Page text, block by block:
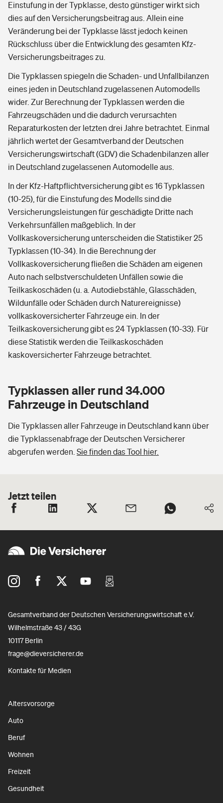
Einstufung in der Typklasse, desto günstiger wirkt sich
dies auf den Versicherungsbeitrag aus. Allein eine
Veränderung bei der Typklasse lässt jedoch keinen
Rückschluss über die Entwicklung des gesamten Kfz-
Versicherungsbeitrages zu.
Die Typklassen spiegeln die Schaden- und Unfallbilanzen
eines jeden in Deutschland zugelassenen Automodells
wider. Zur Berechnung der Typklassen werden die
Fahrzeugschäden und die dadurch verursachten
Reparaturkosten der letzten drei Jahre betrachtet. Einmal
jährlich wertet der Gesamtverband der Deutschen
Versicherungswirtschaft (GDV) die Schadenbilanzen aller
in Deutschland zugelassenen Automodelle aus.
In der Kfz-Haftpflichtversicherung gibt es 16 Typklassen
(10-25), für die Einstufung des Modells sind die
Versicherungsleistungen für geschädigte Dritte nach
Verkehrsunfällen maßgeblich. In der
Vollkaskoversicherung unterscheiden die Statistiker 25
Typklassen (10-34). In die Berechnung der
Vollkaskoversicherung fließen die Schäden am eigenen
Auto nach selbstverschuldeten Unfällen sowie die
Teilkaskoschäden (u. a. Autodiebstähle, Glasschäden,
Wildunfälle oder Schäden durch Naturereignisse)
vollkaskoversicherter Fahrzeuge ein. In der
Teilkaskoversicherung gibt es 24 Typklassen (10-33). Für
diese Statistik werden die Teilkaskoschäden
kaskoversicherter Fahrzeuge betrachtet.
Typklassen aller rund 34.000
Fahrzeuge in Deutschland
Die Typklassen aller Fahrzeuge in Deutschland kann über
die Typklassenabfrage der Deutschen Versicherer
abgerufen werden. Sie finden das Tool hier.
Jetzt teilen
Gesamtverband der Deutschen Versicherungswirtschaft e.V.
Wilhelmstraße 43 / 43G
10117 Berlin
frage@dieversicherer.de
Kontakte für Medien
Altersvorsorge
Auto
Beruf
Wohnen
Freizeit
Gesundheit